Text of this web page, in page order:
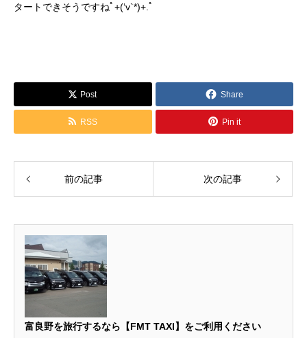
タートできそうですねﾟ+(‘v`*)+.ﾟ
Post Share
RSS Pin it
前の記事 次の記事
富良野を旅行するなら【FMT TAXI】をご利用ください